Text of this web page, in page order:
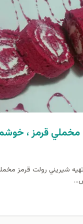
قرمز ،
شيريني رولت قرمز